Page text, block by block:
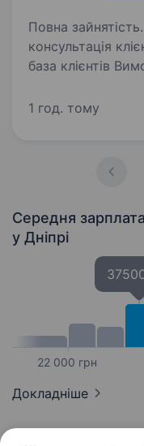
Повна зайнятість. Основні обов’язки:
консультація клієнтів
база клієнтів Вимоги: грамотна українська
Ми пропонуємо: перспективу кар'єрного
1 год. тому
Середня
у Дніпрі
22 000 грн
Докладніше